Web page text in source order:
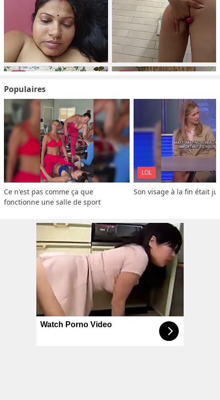
Populaires
Ce n'est pas comme ça que
fonctionne une salle de sport
LOL
Son visage à la fin était